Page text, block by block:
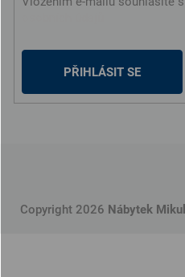
PŘIHLÁSIT SE
Copyright 2026 Nábytek